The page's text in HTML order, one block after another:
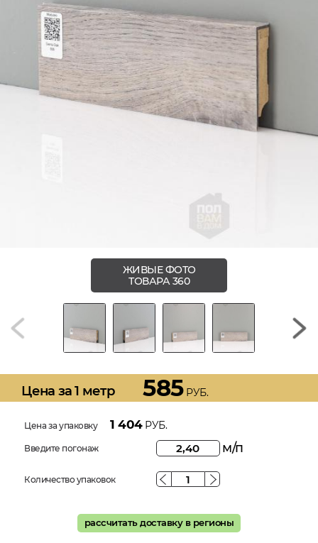
ЖИВЫЕ ФОТО
ТОВАРА 360
Цена за 1 метр 585РУБ.
Цена за упаковку 1 404РУБ.
Введите погонаж м/п
Количество упаковок
рассчитать доставку в регионы